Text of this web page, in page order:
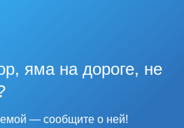
яма на дороге, не
— сообщите о ней!